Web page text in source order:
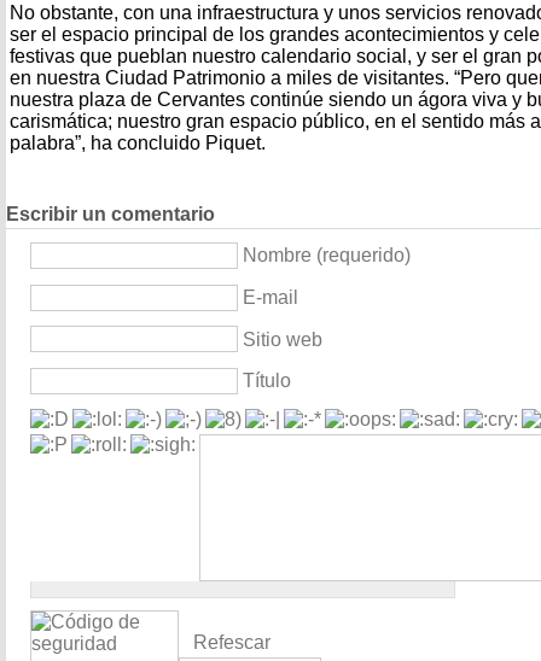
No obstante, con una infraestructura y unos servicios
ser el espacio principal de los grandes acontecimientos y
festivas que pueblan nuestro calendario social, y ser el gran
en nuestra Ciudad Patrimonio a miles de visitantes. “Pero
nuestra plaza de Cervantes continúe siendo un ágora viva y
carismática; nuestro gran espacio público, en el sentido más
palabra”, ha concluido Piquet.
Escribir un comentario
Nombre (requerido)
E-mail
Sitio web
Título
Refescar